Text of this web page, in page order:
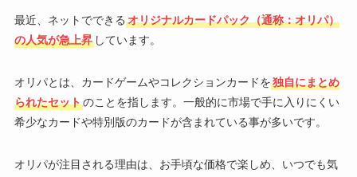
最近、ネットでできる オリジナルカードパック（通称：オリパ）
の人気が急上昇しています。
オリパとは、カードゲームやコレクションカードを独自にまとめ
られたセットのことを指します。一般的に市場で手に入りにくい
希少なカードや特別版のカードが含まれている事が多いです。
オリパが注目される理由は、お手頃な価格で楽しめ、いつでも気